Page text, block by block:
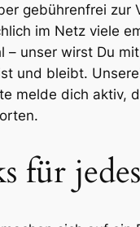
gebührenfrei
im Netz viele
– unser wirst Du
und bleibt.
melde dich aktiv,
für